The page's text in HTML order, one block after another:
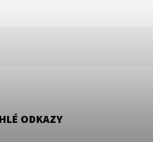
ODKAZY